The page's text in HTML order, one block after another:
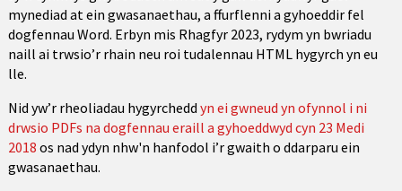
mynediad at ein gwasanaethau, a ffurflenni a gyhoeddir fel
dogfennau Word. Erbyn mis Rhagfyr 2023, rydym yn bwriadu
naill ai trwsio’r rhain neu roi tudalennau HTML hygyrch yn eu
lle.
Nid yw’r rheoliadau hygyrchedd yn ei gwneud yn ofynnol i ni
drwsio PDFs na dogfennau eraill a gyhoeddwyd cyn 23 Medi
2018 os nad ydyn nhw'n hanfodol i’r gwaith o ddarparu ein
gwasanaethau.